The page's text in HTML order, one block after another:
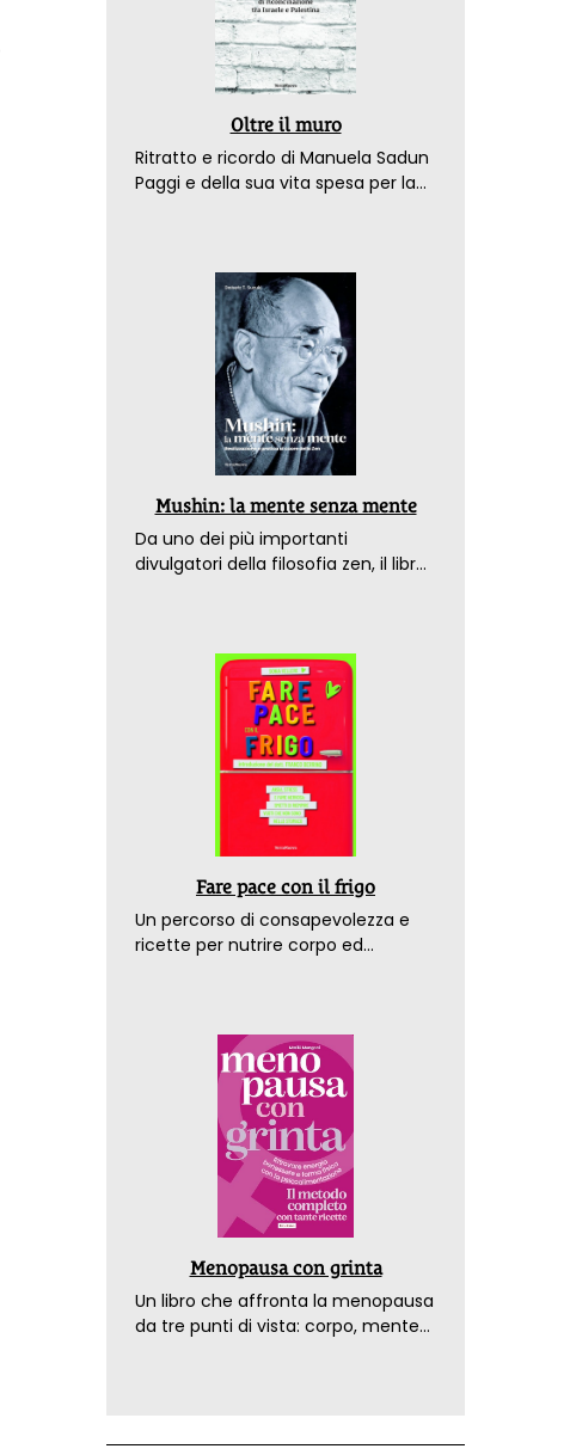
Oltre il muro
Ritratto e ricordo di Manuela Sadun
Paggi e della sua vita spesa per la
Mushin: la mente senza mente
Da uno dei più importanti
divulgatori della filosofia zen, il libro
Fare pace con il frigo
Un percorso di consapevolezza e
ricette per nutrire corpo ed
Menopausa con grinta
Un libro che affronta la menopausa
da tre punti di vista: corpo, mente